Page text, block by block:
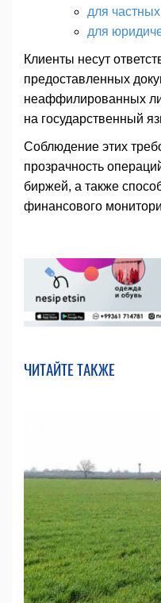
для
для
Клиенты несут
предоставленных
неаффилированных
на государственный
Соблюдение этих
прозрачность
биржей, а также
финансового
ЧИТАЙТЕ ТАКЖЕ